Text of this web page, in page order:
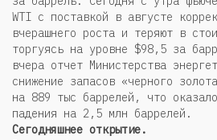
WTI с поставкой в августе
вчерашнего роста и теряют в
торгуясь на уровне $98,5 за
вчера отчет Министерства
снижение запасов «черного
на 889 тыс баррелей, что
падения на 2,5 млн баррелей.
Сегодняшнее открытие.